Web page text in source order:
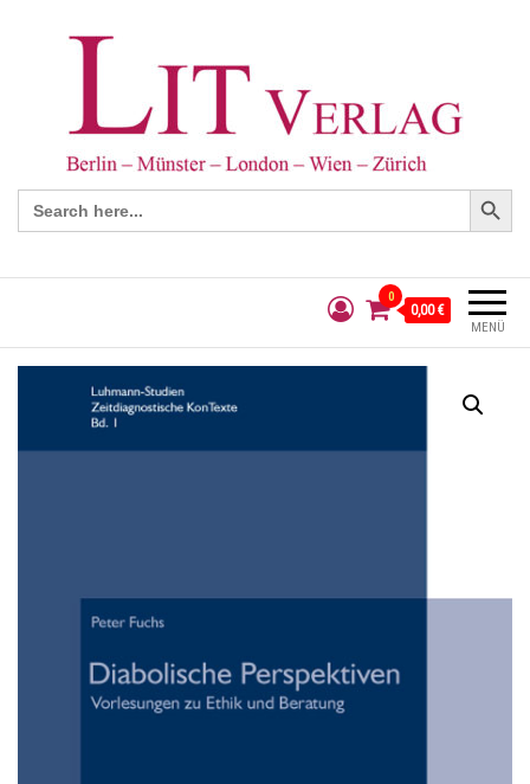
Search
for:
Search Button
MENÜ
0
0,00 €